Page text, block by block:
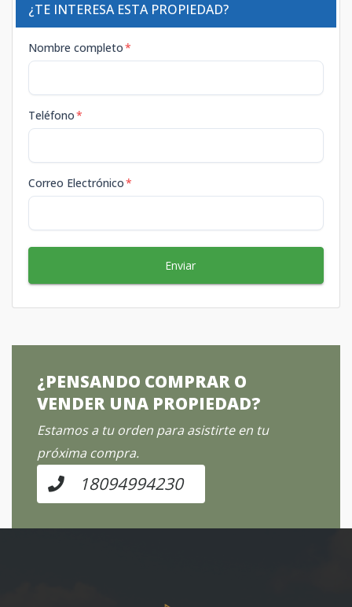
¿TE INTERESA ESTA PROPIEDAD?
Nombre completo*
Teléfono*
Correo Electrónico*
Enviar
¿PENSANDO COMPRAR O
VENDER UNA PROPIEDAD?
Estamos a tu orden para asistirte en tu
próxima compra.
18094994230